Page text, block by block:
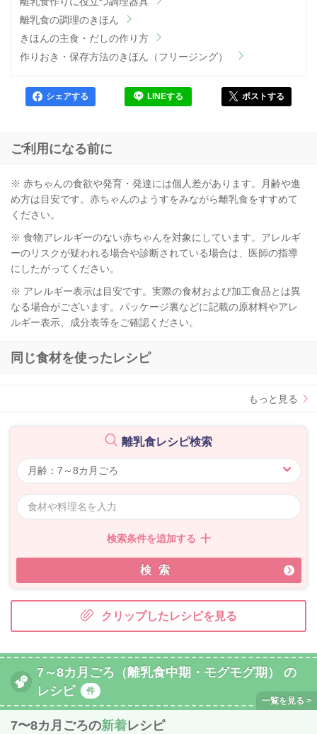
離乳食の調理のきほん
きほんの主食・だしの作り方
作りおき・保存方法のきほん（フリージング）
シェアする LINEする ポストする
ご利用になる前に
※ 赤ちゃんの食欲や発育・発達には個人差があります。月齢や進
め方は目安です。赤ちゃんのようすをみながら離乳食をすすめて
ください。
※ 食物アレルギーのない赤ちゃんを対象にしています。アレルギ
ーのリスクが疑われる場合や診断されている場合は、医師の指導
にしたがってください。
※ アレルギー表示は目安です。実際の食材および加工食品とは異
なる場合がございます。パッケージ裏などに記載の原材料やアレ
ルギー表示、成分表等をご確認ください。
同じ食材を使ったレシピ
もっと見る
離乳食レシピ検索
検索条件を追加する
検索
クリップしたレシピを見る
7～8カ月ごろ（離乳食中期・モグモグ期） の
レシピ
件
7〜8カ月ごろの新着レシピ